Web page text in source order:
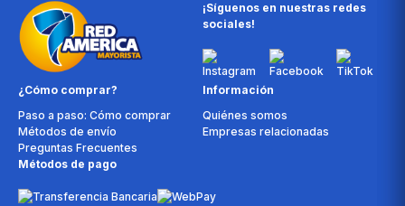
¡Síguenos en nuestras redes
sociales!
¿Cómo comprar?
Paso a paso: Cómo comprar
Métodos de envío
Preguntas Frecuentes
Información
Quiénes somos
Empresas relacionadas
Métodos de pago